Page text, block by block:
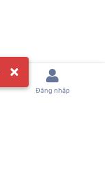
Đăng nhập